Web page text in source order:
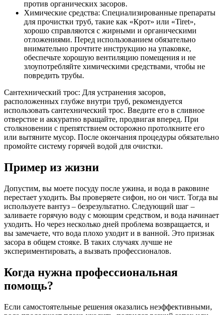
против органических засоров.
Химические средства: Специализированные препараты
для прочистки труб, такие как «Крот» или «Tiret»,
хорошо справляются с жирными и органическими
отложениями. Перед использованием обязательно
внимательно прочтите инструкцию на упаковке,
обеспечьте хорошую вентиляцию помещения и не
злоупотребляйте химическими средствами, чтобы не
повредить трубы.
Сантехнический трос: Для устранения засоров,
расположенных глубже внутри труб, рекомендуется
использовать сантехнический трос. Введите его в сливное
отверстие и аккуратно вращайте, продвигая вперед. При
столкновении с препятствием осторожно протолкните его
или вытяните мусор. После окончания процедуры обязательно
промойте систему горячей водой для очистки.
Пример из жизни
Допустим, вы моете посуду после ужина, и вода в раковине
перестает уходить. Вы проверяете сифон, но он чист. Тогда вы
используете вантуз – безрезультатно. Следующий шаг –
заливаете горячую воду с моющим средством, и вода начинает
уходить. Но через несколько дней проблема возвращается, и
вы замечаете, что вода плохо уходит и в ванной. Это признак
засора в общем стояке. В таких случаях лучше не
экспериментировать, а вызвать профессионалов.
Когда нужна профессиональная
помощь?
Если самостоятельные решения оказались неэффективными,